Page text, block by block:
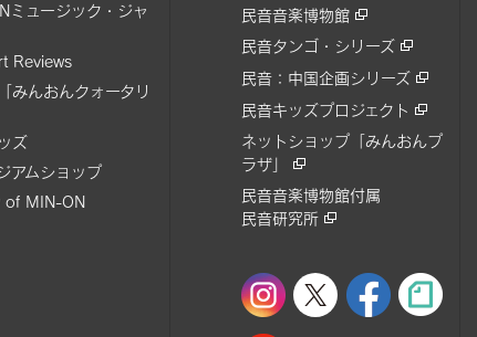
ミュージック・ジャ
Reviews
みんおんクォータリ
ズ
アムショップ
of MIN-ON
民音音楽博物館
民音タンゴ・シリーズ
民音：中国企画シリーズ
民音キッズプロジェクト
ネットショップ「みんおんプ
ラザ」
民音音楽博物館付属
民音研究所